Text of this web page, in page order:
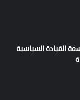
القيادة السياسية